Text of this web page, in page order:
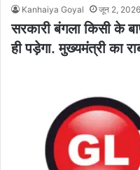
Kanhaiya Goyal जून 2, 2026
सरकारी बंगला किसी के
ही पड़ेगा. मुख्यमंत्री का